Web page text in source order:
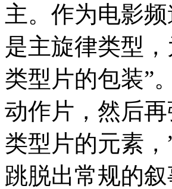
主。作为电影
是主旋律类型
类型片的包装”
动作片，然后
类型片的元素
跳脱出常规的